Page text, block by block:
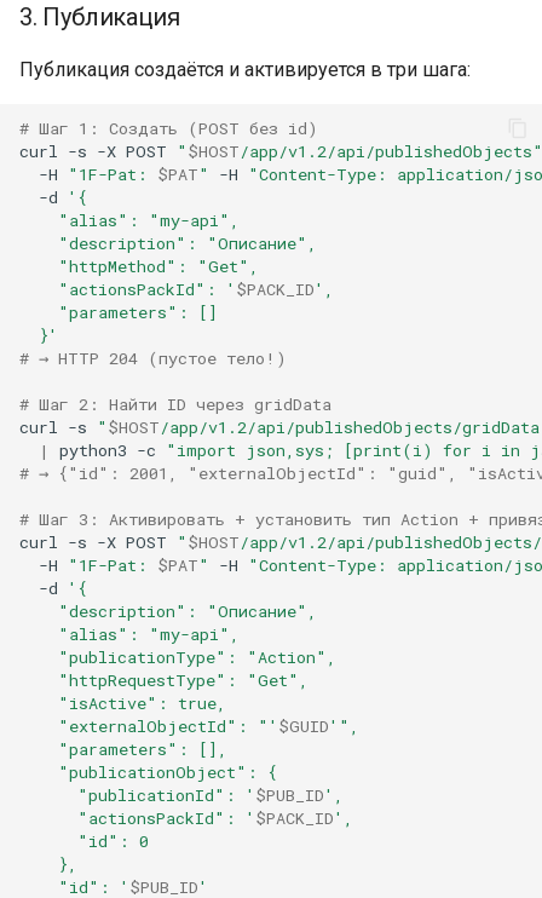
3. Публикация
Публикация создаётся и активируется в три шага:
# Шаг 1: Создать (POST без id)
curl
-s -X POST " $HOST/app/v1.2/api/publishedObjects"
-H
"1F-Pat: $PAT" -H
"Content-Type: application/
-d
'{
    "alias": "my-api",
    "description": "Описание",
    "httpMethod": "Get",
    "actionsPackId": '
$PACK_ID',
    "parameters": []
  }'
# → HTTP 204 (пустое тело!)
# Шаг 2: Найти ID через gridData
curl
-s " $HOST/app/v1.2/api/publishedObjects/
|
python3 -c
"import json,sys; [print(i) for i in
# → {"id": 2001, "externalObjectId": "guid",
# Шаг 3: Активировать + установить тип Action +
curl
-s -X POST " $HOST/app/v1.2/api/publishedObjects/
-H
"1F-Pat: $PAT" -H
"Content-Type: application/
-d
'{
    "description": "Описание",
    "alias": "my-api",
    "publicationType": "Action",
    "httpRequestType": "Get",
    "isActive": true,
    "externalObjectId": "'
$GUID'",
    "parameters": [],
    "publicationObject": {
      "publicationId": '
$PUB_ID',
      "actionsPackId": '
$PACK_ID',
      "id": 0
    },
    "id": '
$PUB_ID'